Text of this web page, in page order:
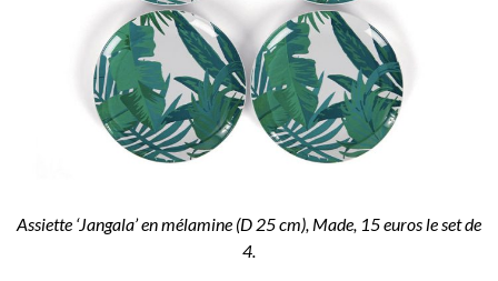
Assiette ‘Jangala’ en mélamine (D 25 cm), Made, 15 euros le set de
4.